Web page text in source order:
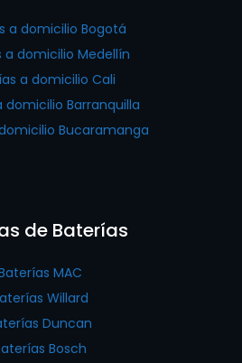
a domicilio Bogotá
a domicilio Medellín
a domicilio Cali
domicilio Barranquilla
Bucaramanga
de Baterías
MAC
Willard
Duncan
Bosch